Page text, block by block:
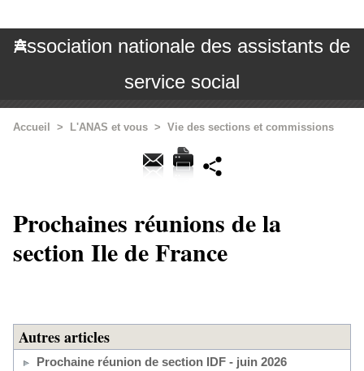
Association nationale des assistants de
service social
Accueil > L'ANAS et vous > Vie des sections et commissions
Prochaines réunions de la
section Ile de France
Autres articles
Prochaine réunion de section IDF - juin 2026